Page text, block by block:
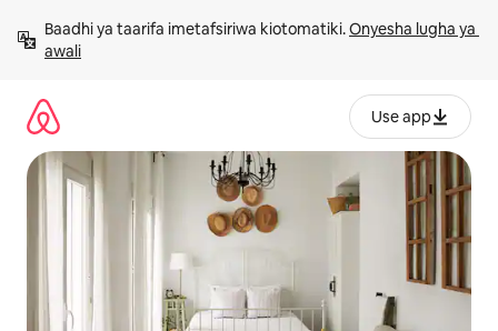
kwenda
kwenye
Baadhi ya taarifa imetafsiriwa kiotomatiki. Onyesha lugha ya
awali
Use app